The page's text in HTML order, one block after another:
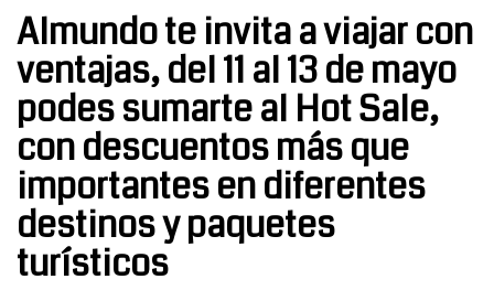
Almundo te invita a viajar con
ventajas, del 11 al 13 de mayo
podes sumarte al Hot Sale,
con descuentos más que
importantes en diferentes
destinos y paquetes
turísticos